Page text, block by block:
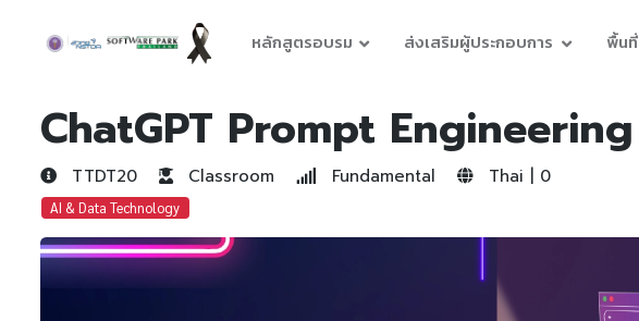
หลักสูตรอบรม ส่งเสริมผู้ประกอบการ พื้น
ChatGPT Prompt
TTDT20 Classroom Fundamental Thai | 0
AI & Data Technology